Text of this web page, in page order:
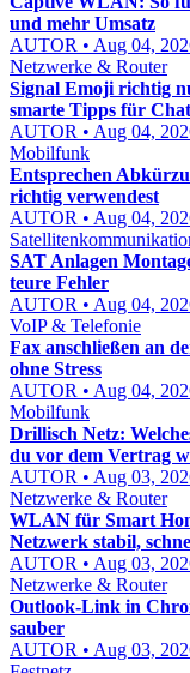
und mehr Umsatz
AUTOR • Aug 04,
Netzwerke & Router
Signal Emoji richtig
smarte Tipps für
AUTOR • Aug 04,
Mobilfunk
Entsprechen
richtig verwendest
AUTOR • Aug 04,
SAT Anlagen
teure Fehler
AUTOR • Aug 04,
VoIP & Telefonie
Fax anschließen an
ohne Stress
AUTOR • Aug 04,
Mobilfunk
Drillisch Netz:
du vor dem Vertrag
AUTOR • Aug 03,
Netzwerke & Router
WLAN für Smart
Netzwerk stabil,
AUTOR • Aug 03,
Netzwerke & Router
Outlook-Link in
sauber
AUTOR • Aug 03,